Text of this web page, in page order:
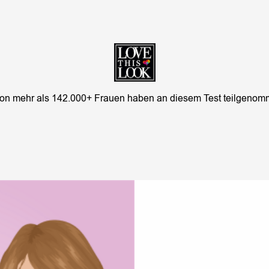
mehr als 142.000+ Frauen haben an diesem Test